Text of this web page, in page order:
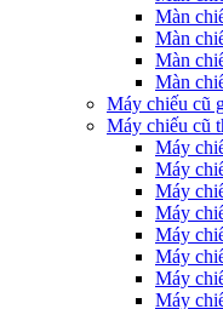
Màn
Màn
Màn
Màn
Máy chiếu cũ
Máy chiếu cũ
Máy
Máy
Máy
Máy
Máy
Máy
Máy
Máy